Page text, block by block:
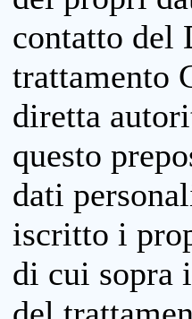
contatto del
trattamento
diretta
questo
dati
iscritto i
di cui sopra